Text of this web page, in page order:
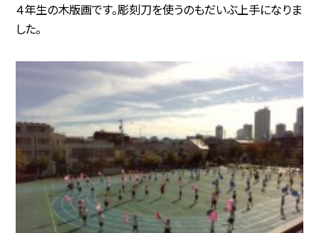
４年生の木版画です。彫刻刀を使うのもだいぶ上手になりま
した。